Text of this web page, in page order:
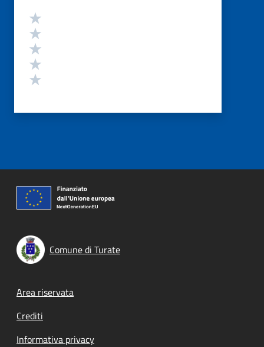
Valutazione
Comune di Turate
Footer menu
Area riservata
Crediti
Informativa privacy